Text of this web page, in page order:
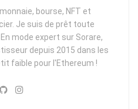
bourse, NFT et
Je suis de prêt toute
mode expert sur Sorare,
depuis 2015 dans les
faible pour l'Ethereum !